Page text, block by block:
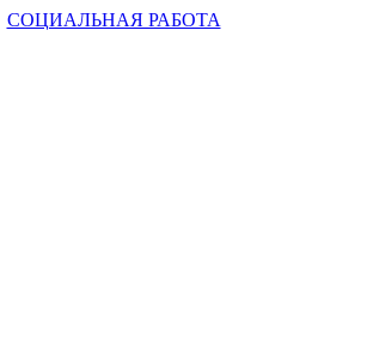
СОЦИАЛЬНАЯ РАБОТА